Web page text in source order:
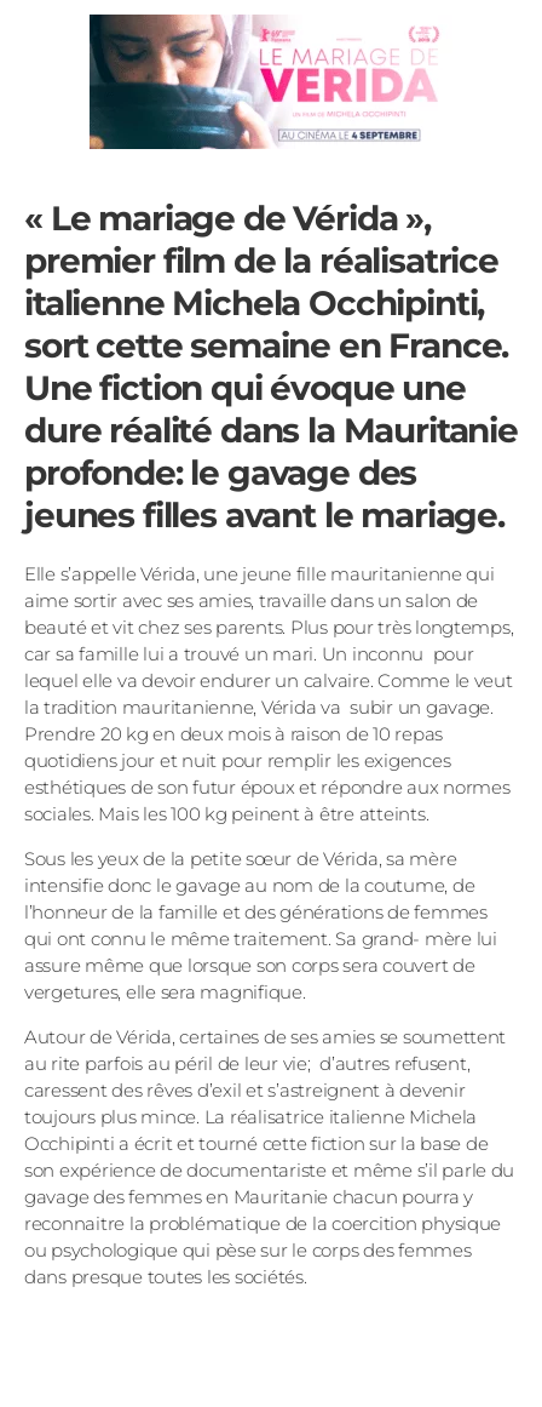
« Le mariage de Vérida »,
premier film de la réalisatrice
italienne Michela Occhipinti,
sort cette semaine en France.
Une fiction qui évoque une
dure réalité dans la Mauritanie
profonde: le gavage des
jeunes filles avant le mariage.
Elle s’appelle Vérida, une jeune fille mauritanienne qui
aime sortir avec ses amies, travaille dans un salon de
beauté et vit chez ses parents. Plus pour très longtemps,
car sa famille lui a trouvé un mari. Un inconnu pour
lequel elle va devoir endurer un calvaire. Comme le veut
la tradition mauritanienne, Vérida va subir un gavage.
Prendre 20 kg en deux mois à raison de 10 repas
quotidiens jour et nuit pour remplir les exigences
esthétiques de son futur époux et répondre aux normes
sociales. Mais les 100 kg peinent à être atteints.
Sous les yeux de la petite sœur de Vérida, sa mère
intensifie donc le gavage au nom de la coutume, de
l’honneur de la famille et des générations de femmes
qui ont connu le même traitement. Sa grand- mère lui
assure même que lorsque son corps sera couvert de
vergetures, elle sera magnifique.
Autour de Vérida, certaines de ses amies se soumettent
au rite parfois au péril de leur vie; d’autres refusent,
caressent des rêves d’exil et s’astreignent à devenir
toujours plus mince. La réalisatrice italienne Michela
Occhipinti a écrit et tourné cette fiction sur la base de
son expérience de documentariste et même s’il parle du
gavage des femmes en Mauritanie chacun pourra y
reconnaitre la problématique de la coercition physique
ou psychologique qui pèse sur le corps des femmes
dans presque toutes les sociétés.